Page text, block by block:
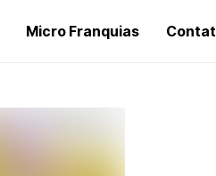
Micro Franquias